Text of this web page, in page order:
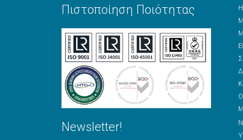
Πιστοποίηση Ποιότητας
Newsletter!